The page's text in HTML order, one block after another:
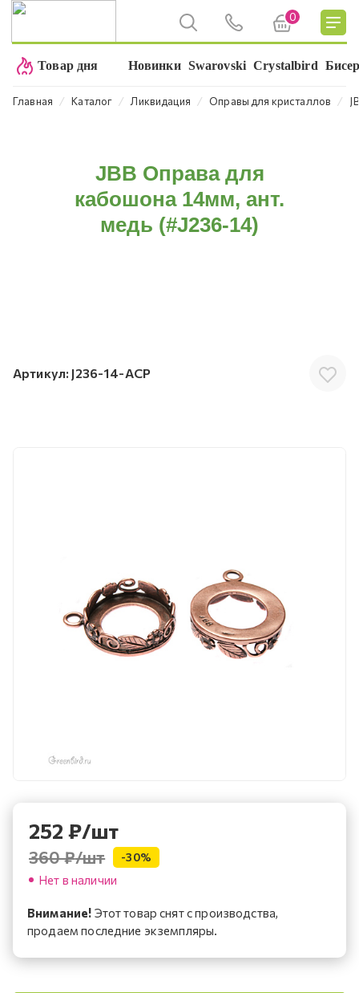
0
Товар дня Новинки Swarovski Crystalbird
Главная ⁄ Каталог ⁄ Ликвидация ⁄ Оправы для кристаллов ⁄
JBB Оправа для
кабошона 14мм, ант.
медь (#J236-14)
Артикул: J236-14-ACP
252 ₽/шт
360 ₽/шт -30%
Нет в наличии
Внимание! Этот товар снят с производства,
продаем последние экземпляры.